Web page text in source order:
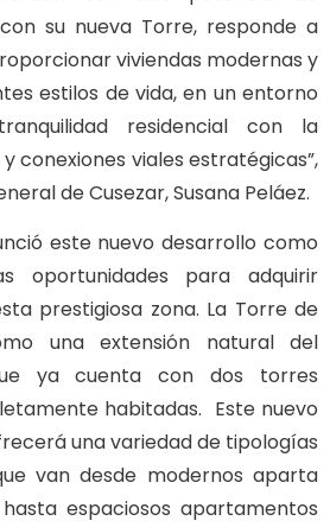
su nueva Torre, responde a
viviendas modernas y
estilos de vida, en un entorno
residencial con la
conexiones viales estratégicas”,
de Cusezar, Susana Peláez.
este nuevo desarrollo como
oportunidades para adquirir
prestigiosa zona. La Torre de
una extensión natural del
ya cuenta con dos torres
habitadas. Este nuevo
una variedad de tipologías
van desde modernos aparta
espaciosos apartamentos